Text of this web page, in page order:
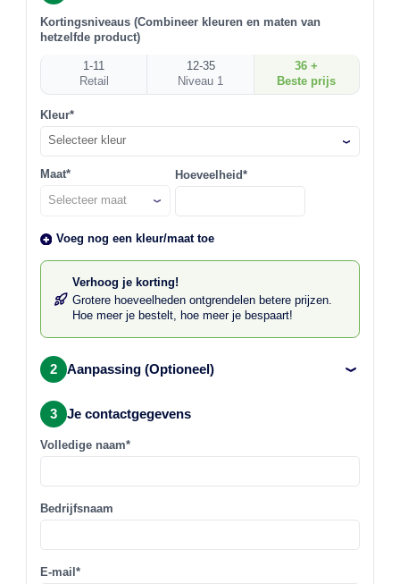
Kortingsniveaus (Combineer kleuren en maten van
hetzelfde product)
1-11
Retail
12-35
Niveau 1
36 +
Beste prijs
Kleur*
Selecteer kleur
Maat* Hoeveelheid*
Voeg nog een kleur/maat toe
Verhoog je korting!
Grotere hoeveelheden ontgrendelen betere prijzen.
Hoe meer je bestelt, hoe meer je bespaart!
2 Aanpassing (Optioneel)
3 Je contactgegevens
Volledige naam*
Bedrijfsnaam
E-mail*